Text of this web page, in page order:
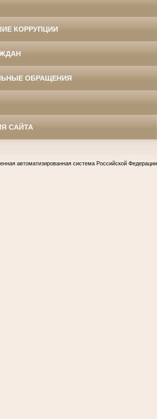
КОРРУПЦИИ
ОБРАЩЕНИЯ
САЙТА
автоматизированная система Российской